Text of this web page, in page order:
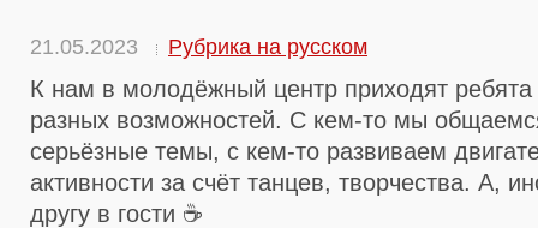
21.05.2023 Рубрика на русском
К нам в молодёжный центр приходят ребята
разных возможностей. С кем-то мы
серьёзные темы, с кем-то развиваем
активности за счёт танцев, творчества. А,
другу в гости ☕